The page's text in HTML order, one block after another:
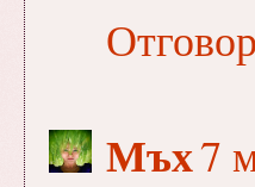
Отговор
Мъх7